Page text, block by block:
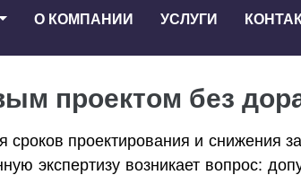
О КОМПАНИИ УСЛУГИ
проектом без
проектирования и снижения
экспертизу возникает вопрос: